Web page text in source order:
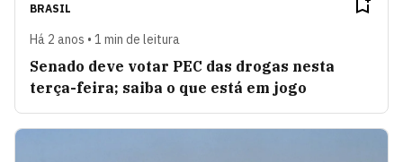
BRASIL
Há 2 anos • 1 min de leitura
Senado deve votar PEC das drogas nesta
terça-feira; saiba o que está em jogo